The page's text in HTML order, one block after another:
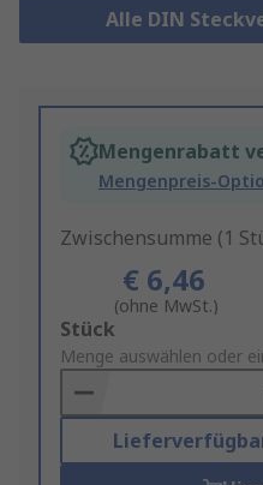
Alle DIN
Mengenrabatt
Mengenpreis-
Zwischensumme (1
€ 6,46
(ohne MwSt.)
Add
to
Basket
Stück
Menge auswählen oder